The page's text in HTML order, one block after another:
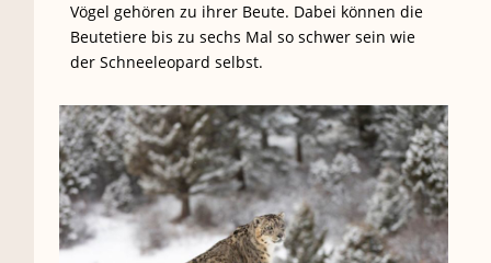
Vögel gehören zu ihrer Beute. Dabei können die
Beutetiere bis zu sechs Mal so schwer sein wie
der Schneeleopard selbst.